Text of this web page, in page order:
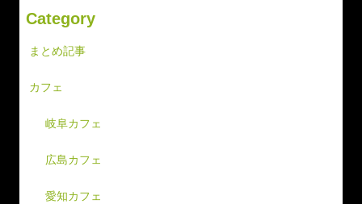
Category
まとめ記事
カフェ
岐阜カフェ
広島カフェ
愛知カフェ